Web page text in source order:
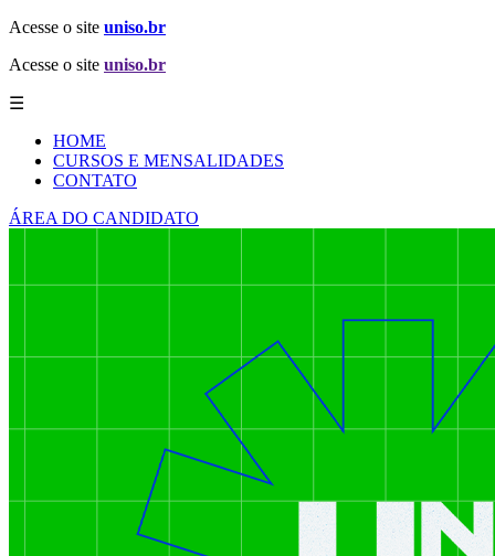
Acesse o site uniso.br
Acesse o site uniso.br
☰
HOME
CURSOS E MENSALIDADES
CONTATO
ÁREA DO CANDIDATO